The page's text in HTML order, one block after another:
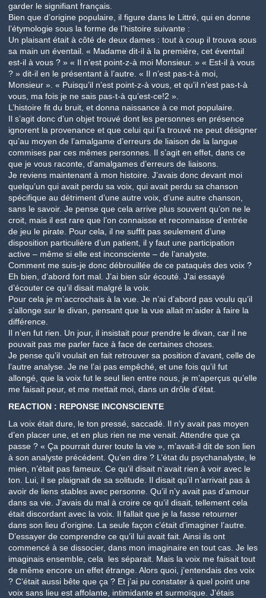
garder le signifiant français.
Bien que d’origine populaire, il figure dans le Littré, qui en donne
l’étymologie sous la forme de l’histoire suivante :
Un plaisant était à côté de deux dames : tout à coup il trouva sous
sa main un éventail. « Madame dit-il à la première, cet éventail
est-il à vous ? » « Il n’est point-z-à moi Monsieur. » « Est-il à vous
? » dit-il en le présentant à l’autre. « Il n’est pas-t-à moi,
Monsieur ». « Puisqu’il n’est point-z-à vous, et qu’il n’est pas-t-à
vous, ma fois je ne sais pas-t-à qu’est-ce!2 ».
L’histoire fit du bruit, et donna naissance à ce mot populaire.
Il s’agit donc d’un objet trouvé dont les personnes en présence
ignorent la provenance et que celui qui l’a trouvé ne peut désigner
qu’au moyen de l’amalgame d’erreurs de liaison de la langue
commises par ces mêmes personnes. Il s’agit en effet, dans ce
que je vous raconte, d’amalgames d’erreurs de liaisons.
Je reviens maintenant à mon histoire. J’avais donc devant moi
quelqu’un qui avait perdu sa voix, qui avait perdu sa chanson
spécifique au détriment d’une autre voix, d’une autre chanson,
sans le savoir. Je pense que cela arrive plus souvent qu’on ne le
croit, mais il est rare que l’on connaisse et reconnaisse d’entrée
de jeu le pirate. Pour cela, il ne suffit pas seulement d’une
disposition particulière d’un patient, il y faut une participation
active – même si elle est inconsciente – de l’analyste.
Comment me suis-je donc débrouillée de ce pataquès des voix ?
Eh bien, d’abord fort mal. J’ai bien sûr écouté. J’ai essayé
d’écouter ce qu’il disait malgré la voix.
Pour cela je m’accrochais à la vue. Je n’ai d’abord pas voulu qu’il
s’allonge sur le divan, pensant que la vue allait m’aider à faire la
différence.
Il n’en fut rien. Un jour, il insistait pour prendre le divan, car il ne
pouvait pas me parler face à face de certaines choses.
Je pense qu’il voulait en fait retrouver sa position d’avant, celle de
l’autre analyse. Je ne l’ai pas empêché, et une fois qu’il fut
allongé, que la voix fut le seul lien entre nous, je m’aperçus qu’elle
me faisait peur, et me mettait moi, dans un drôle d’état.
REACTION : REPONSE INCONSCIENTE
La voix était dure, le ton pressé, saccadé. Il n’y avait pas moyen
d’en placer une, et en plus rien ne me venait. Attendre que ça
passe ? « Ça pourrait durer toute la vie », m’avait-il dit de son lien
à son analyste précédent. Qu’en dire ? L’état du psychanalyste, le
mien, n’était pas fameux. Ce qu’il disait n’avait rien à voir avec le
ton. Lui, il se plaignait de sa solitude. Il disait qu’il n’arrivait pas à
avoir de liens stables avec personne. Qu’il n’y avait pas d’amour
dans sa vie. J’avais du mal à croire ce qu’il disait, tellement cela
était discordant avec la voix. Il fallait que je la fasse retourner
dans son lieu d’origine. La seule façon c’était d’imaginer l’autre.
D’essayer de comprendre ce qu’il lui avait fait. Ainsi ils ont
commencé à se dissocier, dans mon imaginaire en tout cas. Je les
imaginais ensemble, cela les séparait. Mais la voix me faisait tout
de même encore un effet étrange. Alors quoi, j’entendais des voix
? C’était aussi bête que ça ? Et j’ai pu constater à quel point une
voix sans lieu est affolante, intimidante et surmoïque. J’étais